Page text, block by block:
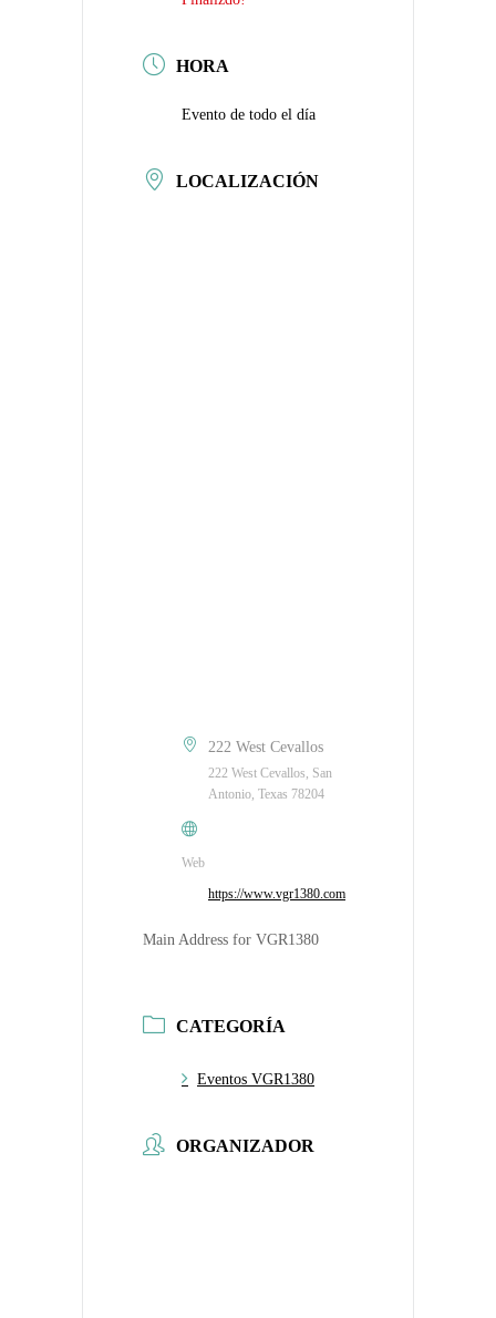
HORA
Evento de todo el día
LOCALIZACIÓN
222 West Cevallos
222 West Cevallos, San
Antonio, Texas 78204
Web
https://www.vgr1380.com
Main Address for VGR1380
CATEGORÍA
Eventos VGR1380
ORGANIZADOR